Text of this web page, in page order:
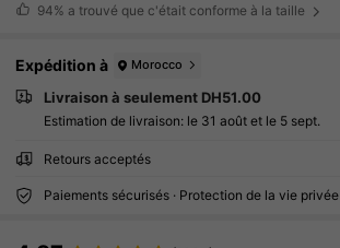
94% a trouvé que c'était conforme à la taille
Expédition à Morocco
Livraison à seulement DH51.00
Estimation de livraison: le 31 août et le 5 sept.
Retours acceptés
Paiements sécurisés · Protection de la vie privée